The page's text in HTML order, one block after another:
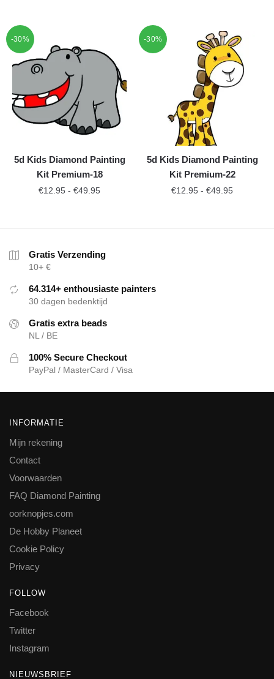
-30%
5d Kids Diamond Painting
Kit Premium-18
€12.95 - €49.95
-30%
5d Kids Diamond Painting
Kit Premium-22
€12.95 - €49.95
Gratis Verzending
10+ €
64.314+ enthousiaste painters
30 dagen bedenktijd
Gratis extra beads
NL / BE
100% Secure Checkout
PayPal / MasterCard / Visa
INFORMATIE
Mijn rekening
Contact
Voorwaarden
FAQ Diamond Painting
oorknopjes.com
De Hobby Planeet
Cookie Policy
Privacy
FOLLOW
Facebook
Twitter
Instagram
NIEUWSBRIEF